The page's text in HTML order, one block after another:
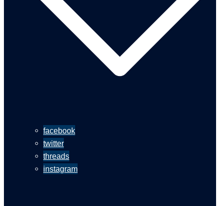
facebook
twitter
threads
instagram